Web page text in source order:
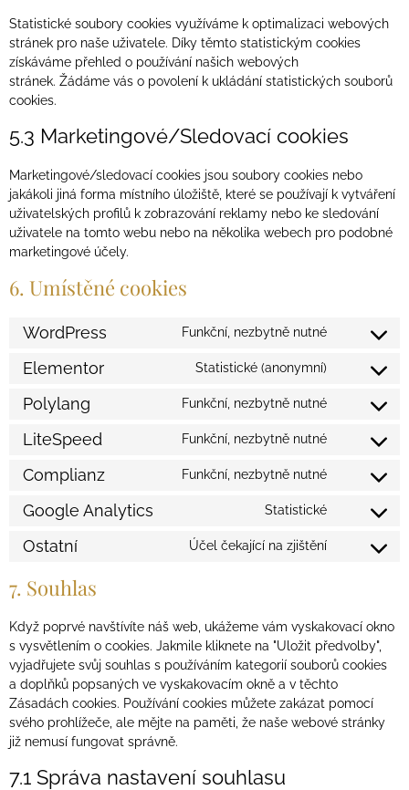
Statistické soubory cookies využíváme k optimalizaci webových
stránek pro naše uživatele. Díky těmto statistickým cookies
získáváme přehled o používání našich webových
stránek. Žádáme vás o povolení k ukládání statistických souborů
cookies.
5.3 Marketingové/Sledovací cookies
Marketingové/sledovací cookies jsou soubory cookies nebo
jakákoli jiná forma místního úložiště, které se používají k vytváření
uživatelských profilů k zobrazování reklamy nebo ke sledování
uživatele na tomto webu nebo na několika webech pro podobné
marketingové účely.
6. Umístěné cookies
WordPress Funkční, nezbytně nutné
Elementor Statistické (anonymní)
Polylang Funkční, nezbytně nutné
LiteSpeed Funkční, nezbytně nutné
Complianz Funkční, nezbytně nutné
Google Analytics Statistické
Ostatní Účel čekající na zjištění
7. Souhlas
Když poprvé navštívíte náš web, ukážeme vám vyskakovací okno
s vysvětlením o cookies. Jakmile kliknete na "Uložit předvolby",
vyjadřujete svůj souhlas s používáním kategorií souborů cookies
a doplňků popsaných ve vyskakovacím okně a v těchto
Zásadách cookies. Používání cookies můžete zakázat pomocí
svého prohlížeče, ale mějte na paměti, že naše webové stránky
již nemusí fungovat správně.
7.1 Správa nastavení souhlasu